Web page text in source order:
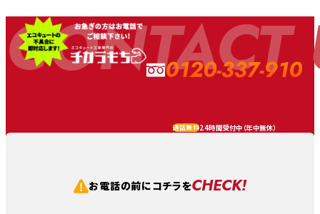
CONTACT
0120-337-910
通話無料24時間受付中（年中無休）
お電話の前にコチラをCHECK!